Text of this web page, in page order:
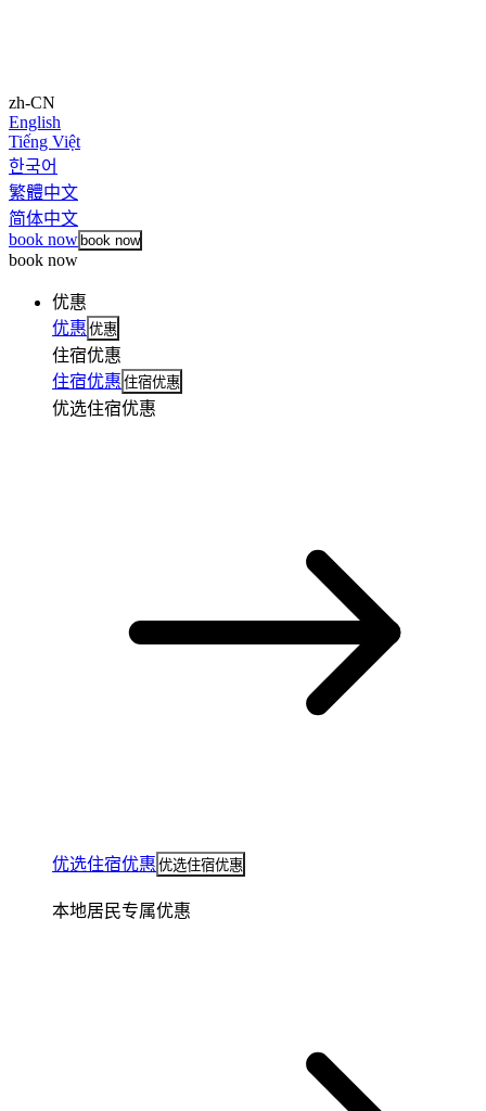
zh-CN
English
Tiếng Việt
한국어
繁體中文
简体中文
book nowbook now
book now
优惠
优惠 优惠
住宿优惠
住宿优惠 住宿优惠
优选住宿优惠
优选住宿优惠 优选住宿优惠
本地居民专属优惠